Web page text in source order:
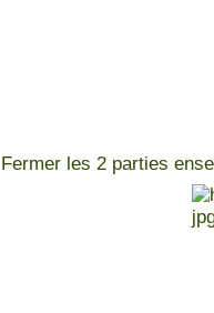
Fermer les 2 parties